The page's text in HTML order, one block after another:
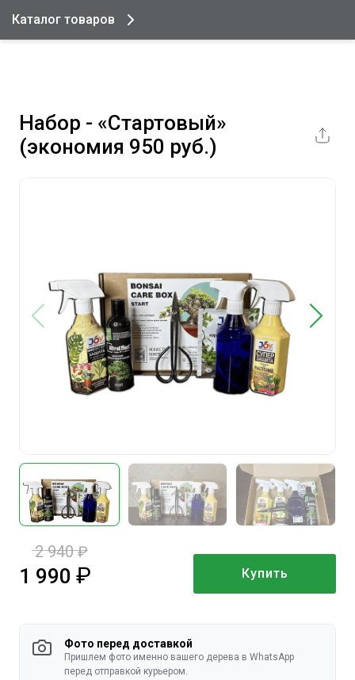
Каталог товаров
Набор - «Стартовый»
(экономия 950 руб.)
1 990
2 940
руб. Купить
Фото перед доставкой
Пришлем фото именно вашего дерева в WhatsApp
перед отправкой курьером.